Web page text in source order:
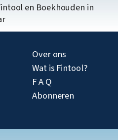
en Boekhouden in
Over ons
Wat is Fintool?
F A Q
Abonneren